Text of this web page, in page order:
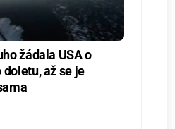
žádala USA o
až se je